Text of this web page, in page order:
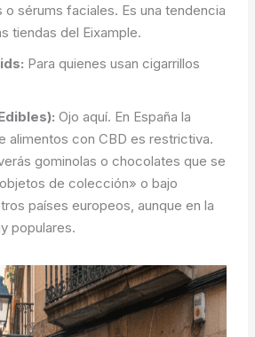
o sérums faciales. Es una tendencia
tiendas del Eixample.
Para quienes usan cigarrillos
Ojo aquí. En España la
alimentos con CBD es restrictiva.
gominolas o chocolates que se
de colección» o bajo
países europeos, aunque en la
populares.